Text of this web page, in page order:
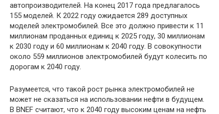
автопроизводителей. На конец 2017 года предлагалось
155 моделей. К 2022 году ожидается 289 доступных
моделей электромобилей. Все это должно привести к 11
миллионам проданных единиц к 2025 году, 30 миллионам
к 2030 году и 60 миллионам к 2040 году. В совокупности
около 559 миллионов электромобилей будут колесить по
дорогам к 2040 году.
Разумеется, что такой рост рынка электромобилей не
может не сказаться на использовании нефти в будущем.
В BNEF считают, что к 2040 году высоким ценам на нефть